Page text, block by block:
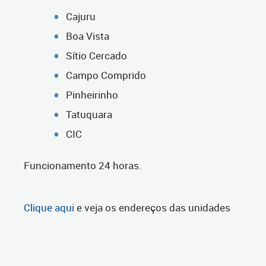
Cajuru
Boa Vista
Sítio Cercado
Campo Comprido
Pinheirinho
Tatuquara
CIC
Funcionamento 24 horas.
Clique aqui e veja os endereços das unidades